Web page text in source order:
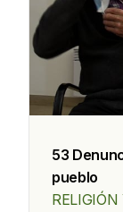
53
pueblo